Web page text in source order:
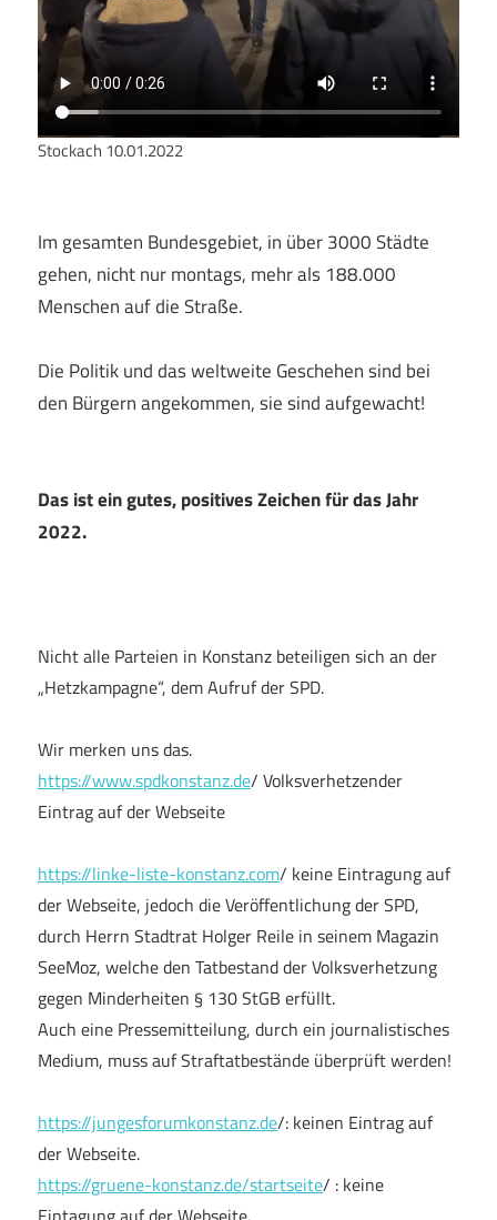
Stockach 10.01.2022
Im gesamten Bundesgebiet, in über 3000 Städte
gehen, nicht nur montags, mehr als 188.000
Menschen auf die Straße.
Die Politik und das weltweite Geschehen sind bei
den Bürgern angekommen, sie sind aufgewacht!
Das ist ein gutes, positives Zeichen für das Jahr
2022.
Nicht alle Parteien in Konstanz beteiligen sich an der
„Hetzkampagne“, dem Aufruf der SPD.
Wir merken uns das.
https://www.spdkonstanz.de/ Volksverhetzender
Eintrag auf der Webseite
https://linke-liste-konstanz.com/ keine Eintragung auf
der Webseite, jedoch die Veröffentlichung der SPD,
durch Herrn Stadtrat Holger Reile in seinem Magazin
SeeMoz, welche den Tatbestand der Volksverhetzung
gegen Minderheiten § 130 StGB erfüllt.
Auch eine Pressemitteilung, durch ein journalistisches
Medium, muss auf Straftatbestände überprüft werden!
https://jungesforumkonstanz.de/: keinen Eintrag auf
der Webseite.
https://gruene-konstanz.de/startseite/ : keine